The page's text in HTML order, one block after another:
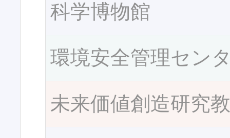
科学博物館
環境安全管理セン
未来価値創造研究